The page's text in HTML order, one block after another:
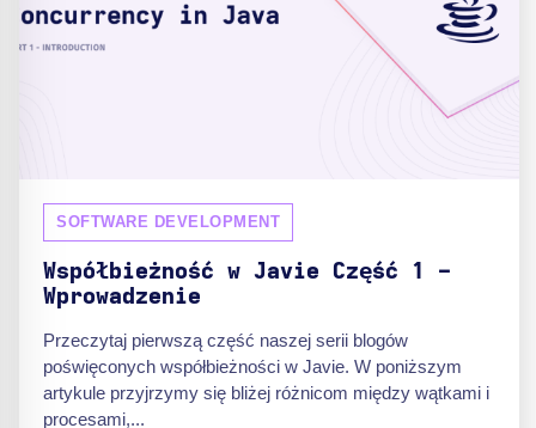
SOFTWARE DEVELOPMENT
Współbieżność w Javie Część 1 -
Wprowadzenie
Przeczytaj pierwszą część naszej serii blogów
poświęconych współbieżności w Javie. W poniższym
artykule przyjrzymy się bliżej różnicom między wątkami i
procesami,...